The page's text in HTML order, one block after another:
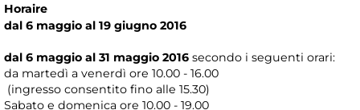
Horaire
dal 6 maggio al 19 giugno 2016
dal 6 maggio al 31 maggio 2016 secondo i seguenti orari:
da martedì a venerdì ore 10.00 - 16.00
(ingresso consentito fino alle 15.30)
Sabato e domenica ore 10.00 - 19.00